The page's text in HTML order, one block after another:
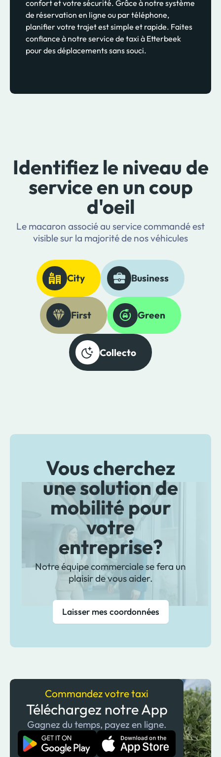
confort et votre sécurité. Grâce à notre système
de réservation en ligne ou par téléphone,
planifier votre trajet est simple et rapide. Faites
confiance à notre service de taxi à Etterbeek
pour des déplacements sans souci.
Identifiez le niveau de
service en un coup
d'oeil
Le macaron associé au service commandé est
visible sur la majorité de nos véhicules
City Business
First Green
Collecto
Vous cherchez
une solution de
mobilité pour
votre
entreprise?
Notre équipe commerciale se fera un
plaisir de vous aider.
Laisser mes coordonnées
Commandez votre taxi
Téléchargez notre App
Gagnez du temps, payez en ligne.